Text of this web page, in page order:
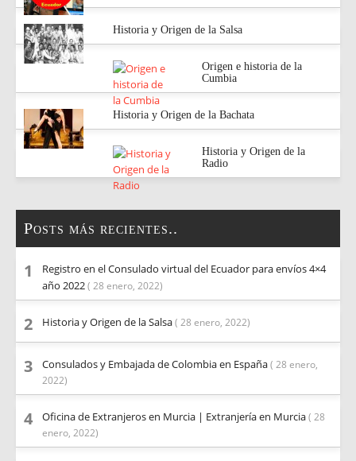
Historia y Origen de la Salsa
Origen e historia de la
Cumbia
Historia y Origen de la Bachata
Historia y Origen de la
Radio
Posts más recientes..
Registro en el Consulado virtual del Ecuador para envíos 4×4
año 2022( 28 enero, 2022)
Historia y Origen de la Salsa( 28 enero, 2022)
Consulados y Embajada de Colombia en España( 28 enero,
2022)
Oficina de Extranjeros en Murcia | Extranjería en Murcia( 28
enero, 2022)